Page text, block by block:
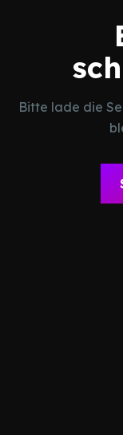
Bitte lade die